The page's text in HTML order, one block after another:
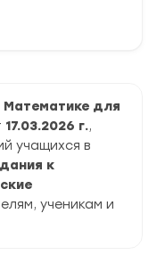
для
17.03.2026 г.,
учащихся в
к
ученикам и